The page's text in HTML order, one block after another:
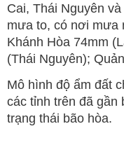
Cai, Thái Nguyên
mưa to, có nơi mưa
Khánh Hòa 74mm
(Thái Nguyên);
Mô hình độ ẩm đất
các tỉnh trên đã gần
trạng thái bão hòa.